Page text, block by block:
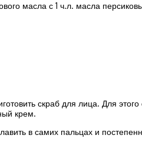
масла с 1 ч.л. масла
скраб для лица. Для
крем.
в самих пальцах и